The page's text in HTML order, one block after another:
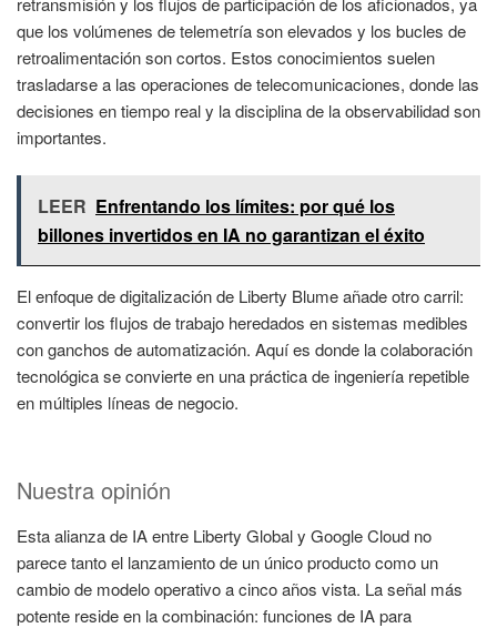
que los volúmenes de telemetría son elevados y los bucles de
retroalimentación son cortos. Estos conocimientos suelen
trasladarse a las operaciones de telecomunicaciones, donde las
decisiones en tiempo real y la disciplina de la observabilidad son
importantes.
LEER Enfrentando los límites: por qué los
billones invertidos en IA no garantizan el éxito
El enfoque de digitalización de Liberty Blume añade otro carril:
convertir los flujos de trabajo heredados en sistemas medibles
con ganchos de automatización. Aquí es donde la colaboración
tecnológica se convierte en una práctica de ingeniería repetible
en múltiples líneas de negocio.
Nuestra opinión
Esta alianza de IA entre Liberty Global y Google Cloud no
parece tanto el lanzamiento de un único producto como un
cambio de modelo operativo a cinco años vista. La señal más
potente reside en la combinación: funciones de IA para